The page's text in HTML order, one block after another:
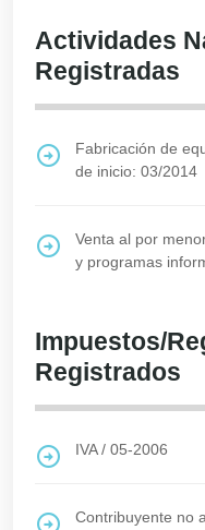
Actividades
Registradas
Fabricación de
de inicio: 03/2014
Venta al por
y programas
Impuestos/
Registrados
IVA/ 05-2006
Contribuyente no